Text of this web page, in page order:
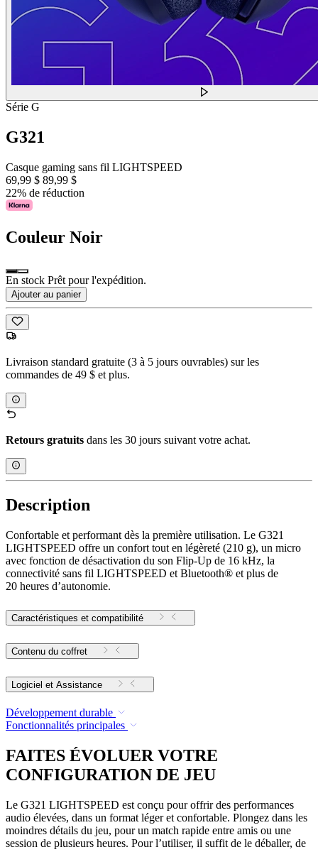
Série G
G321
Casque gaming sans fil LIGHTSPEED
69,99 $ 89,99 $
22% de réduction
Couleur Noir
En stock Prêt pour l'expédition.
Ajouter au panier
Livraison standard gratuite (3 à 5 jours ouvrables) sur les
commandes de 49 $ et plus.
Retours gratuits dans les 30 jours suivant votre achat.
Description
Confortable et performant dès la première utilisation. Le G321
LIGHTSPEED offre un confort tout en légèreté (210 g), un micro
avec fonction de désactivation du son Flip-Up de 16 kHz, la
connectivité sans fil LIGHTSPEED et Bluetooth® et plus de
20 heures d’autonomie.
Caractéristiques et compatibilité
Contenu du coffret
Logiciel et Assistance
Développement durable
Fonctionnalités principales
FAITES ÉVOLUER VOTRE
CONFIGURATION DE JEU
Le G321 LIGHTSPEED est conçu pour offrir des performances
audio élevées, dans un format léger et confortable. Plongez dans les
moindres détails du jeu, pour un match rapide entre amis ou une
session de plusieurs heures. Pour l’utiliser, il suffit de le déballer, de